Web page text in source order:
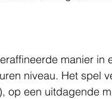
manier in
niveau. Het spel
op een uitdagende